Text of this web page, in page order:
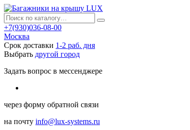
+7(930)036-08-00
Москва
Срок доставки 1-2 раб. дня
Выбрать другой город
Задать вопрос в мессенджере
через форму обратной связи
на почту info@lux-systems.ru